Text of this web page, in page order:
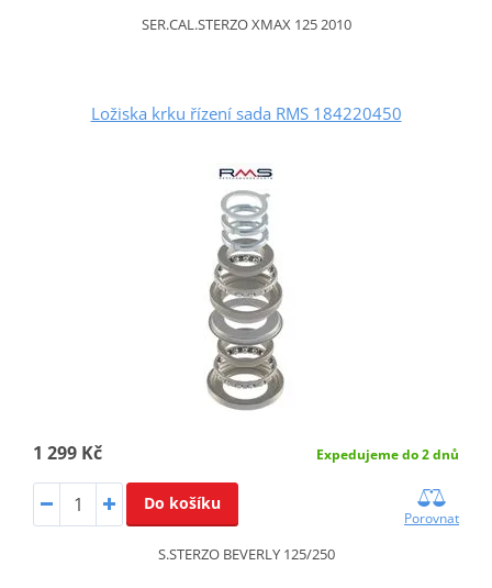
SER.CAL.STERZO XMAX 125 2010
Ložiska krku řízení sada RMS 184220450
1 299 Kč Expedujeme do 2 dnů
Do košíku
Porovnat
S.STERZO BEVERLY 125/250